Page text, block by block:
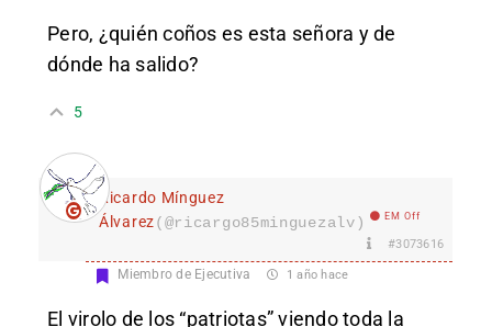
Pero, ¿quién coños es esta señora y de
dónde ha salido?
5
Ricardo Mínguez
Álvarez(@ricargo85minguezalv) EM Off
#3073616
Miembro de Ejecutiva 1 año hace
El virolo de los “patriotas” viendo toda la